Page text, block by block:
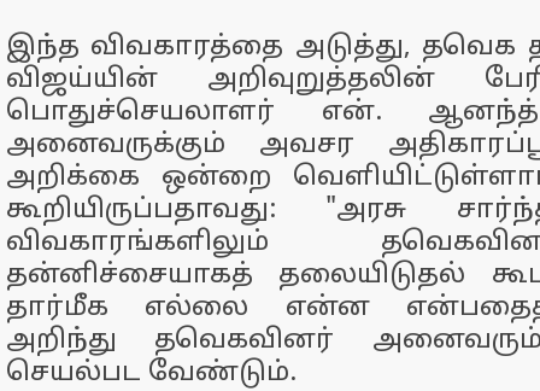
இந்த விவகாரத்தை அடுத்து,
விஜய்யின் அறிவுறுத்தலின்
பொதுச்செயலாளர் என்.
அனைவருக்கும் அவசர
அறிக்கை ஒன்றை
கூறியிருப்பதாவது: "அரசு
விவகாரங்களிலும்
தன்னிச்சையாகத் தலையிடுதல்
தார்மீக எல்லை என்ன என்பதைத்
அறிந்து தவெகவினர்
செயல்பட வேண்டும்.